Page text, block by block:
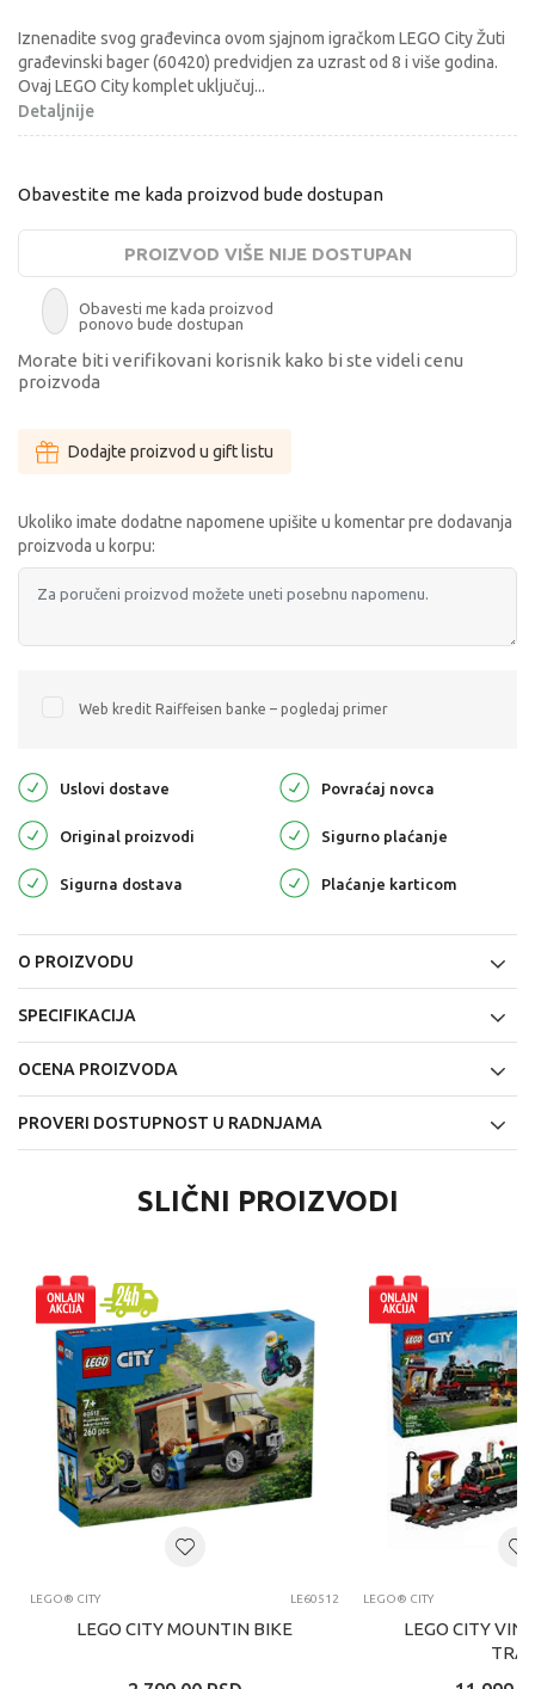
Iznenadite svog građevinca ovom sjajnom igračkom LEGO City Žuti
građevinski bager (60420) predvidjen za uzrast od 8 i više godina.
Ovaj LEGO City komplet uključuj...
Detaljnije
Obavestite me kada proizvod bude dostupan
PROIZVOD VIŠE NIJE DOSTUPAN
Obavesti me kada proizvod
ponovo bude dostupan
Morate biti verifikovani korisnik kako bi ste videli cenu
proizvoda
Dodajte proizvod u gift listu
Ukoliko imate dodatne napomene upišite u komentar pre dodavanja
proizvoda u korpu:
Web kredit Raiffeisen banke – pogledaj primer
Uslovi dostave Povraćaj novca
Original proizvodi Sigurno plaćanje
Sigurna dostava Plaćanje karticom
O PROIZVODU
SPECIFIKACIJA
OCENA PROIZVODA
PROVERI DOSTUPNOST U RADNJAMA
SLIČNI PROIZVODI
LEGO® CITY LE60512
LEGO CITY MOUNTIN BIKE
LEGO® CITY
LEGO CITY